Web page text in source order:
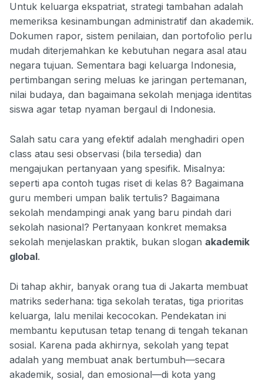
Untuk keluarga ekspatriat, strategi tambahan adalah
memeriksa kesinambungan administratif dan akademik.
Dokumen rapor, sistem penilaian, dan portofolio perlu
mudah diterjemahkan ke kebutuhan negara asal atau
negara tujuan. Sementara bagi keluarga Indonesia,
pertimbangan sering meluas ke jaringan pertemanan,
nilai budaya, dan bagaimana sekolah menjaga identitas
siswa agar tetap nyaman bergaul di Indonesia.
Salah satu cara yang efektif adalah menghadiri open
class atau sesi observasi (bila tersedia) dan
mengajukan pertanyaan yang spesifik. Misalnya:
seperti apa contoh tugas riset di kelas 8? Bagaimana
guru memberi umpan balik tertulis? Bagaimana
sekolah mendampingi anak yang baru pindah dari
sekolah nasional? Pertanyaan konkret memaksa
sekolah menjelaskan praktik, bukan slogan akademik
global.
Di tahap akhir, banyak orang tua di Jakarta membuat
matriks sederhana: tiga sekolah teratas, tiga prioritas
keluarga, lalu menilai kecocokan. Pendekatan ini
membantu keputusan tetap tenang di tengah tekanan
sosial. Karena pada akhirnya, sekolah yang tepat
adalah yang membuat anak bertumbuh—secara
akademik, sosial, dan emosional—di kota yang